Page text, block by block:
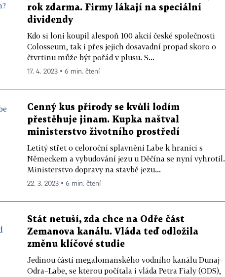
rok zdarma. Firmy lákají na speciální
dividendy
Kdo si loni koupil alespoň 100 akcií české společnosti
Colosseum, tak i přes jejich dosavadní propad skoro o
čtvrtinu může být pořád v plusu. S...
17. 4. 2023 ▪ 6 min. čtení
Cenný kus přírody se kvůli lodím
přestěhuje jinam. Kupka naštval
ministerstvo životního prostředí
Letitý střet o celoroční splavnění Labe k hranici s
Německem a vybudování jezu u Děčína se nyní vyhrotil.
Ministerstvo dopravy na stavbě jezu...
22. 3. 2023 ▪ 6 min. čtení
Stát netuší, zda chce na Odře část
Zemanova kanálu. Vláda teď odložila
změnu klíčové studie
Jedinou částí megalomanského vodního kanálu Dunaj–
Odra–Labe, se kterou počítala i vláda Petra Fialy (ODS),